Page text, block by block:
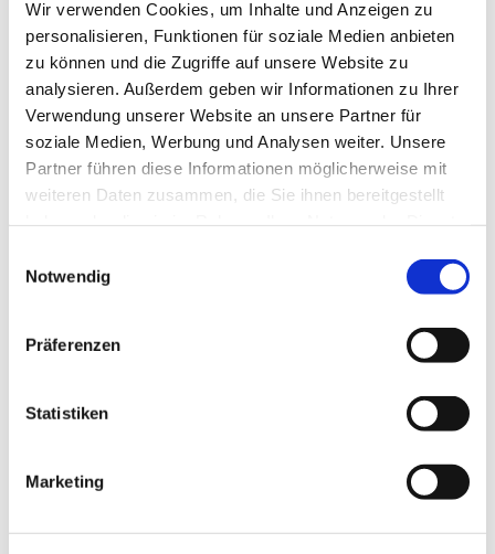
Wir verwenden Cookies, um Inhalte und Anzeigen zu
personalisieren, Funktionen für soziale Medien anbieten
zu können und die Zugriffe auf unsere Website zu
analysieren. Außerdem geben wir Informationen zu Ihrer
Verwendung unserer Website an unsere Partner für
soziale Medien, Werbung und Analysen weiter. Unsere
Partner führen diese Informationen möglicherweise mit
weiteren Daten zusammen, die Sie ihnen bereitgestellt
Notwendig
Präferenzen
Statistiken
Marketing
hessischen Hauptstaatsarchivs in Wiesbaden und
organisieren im September eine ortsgeschichtliche
Tagung in Dillenburg.
Bei der Vorbesichtigung wurden sie von Stadthistoriker
Simon Dietrich und Kirchenvorsteherin Steffi Scheffer-
Thielmann begleitet.
Mit dem Verein für Nassauische Altertumskunde und
Dillenburg werden die Heinemanns am 14. September
Gemeindehaus und anschließenden Besichtigungen in die
Stadt einladen.
Herzlich willkommen in Dillenburg!
Christiane Heinemann, Dr. Hartmut Heinemann